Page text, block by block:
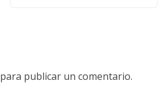
para publicar un comentario.